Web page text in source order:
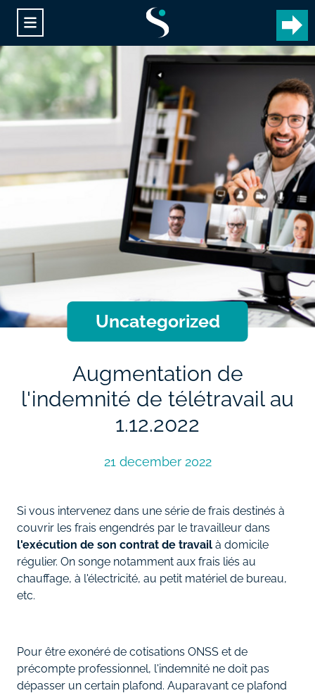
Uncategorized
Augmentation de
l'indemnité de télétravail au
1.12.2022
21 december 2022
Si vous intervenez dans une série de frais destinés à
couvrir les frais engendrés par le travailleur dans
l'exécution de son contrat de travail à domicile
régulier. On songe notamment aux frais liés au
chauffage, à l'électricité, au petit matériel de bureau,
etc.
Pour être exonéré de cotisations ONSS et de
précompte professionnel, l'indemnité ne doit pas
dépasser un certain plafond. Auparavant ce plafond